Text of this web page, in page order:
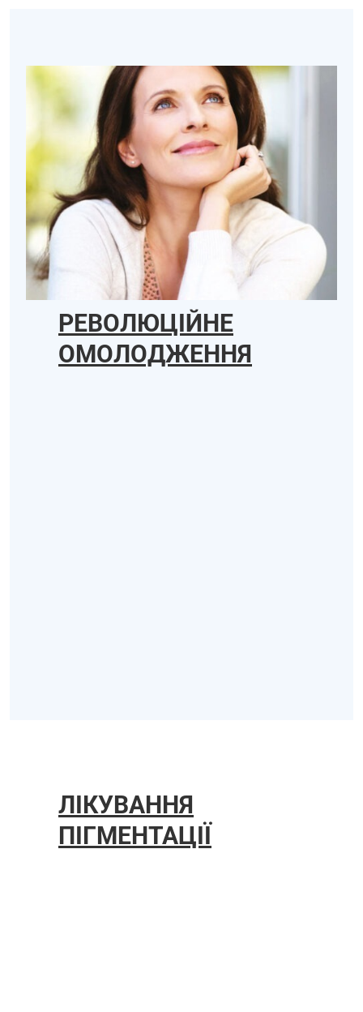
РЕВОЛЮЦІЙНЕ
ОМОЛОДЖЕННЯ
ЛІКУВАННЯ
ПІГМЕНТАЦІЇ